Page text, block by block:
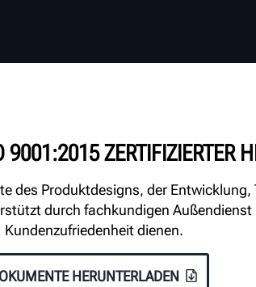
9001:2015 ZERTIFIZIERTER
des Produktdesigns, der
durch fachkundigen Außendienst
Kundenzufriedenheit dienen.
HERUNTERLADEN